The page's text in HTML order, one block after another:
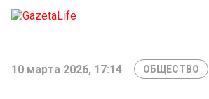
10 марта 2026, 17:14 ОБЩЕСТВО